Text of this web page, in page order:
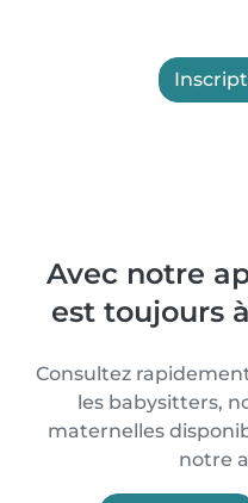
Avec notre
est toujours
Consultez
les babysitters,
maternelles
notre